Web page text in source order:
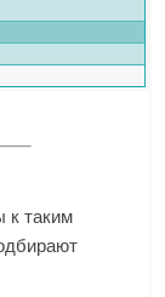
к таким